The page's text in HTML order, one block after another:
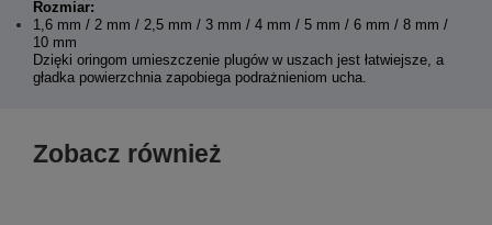
Rozmiar:
1,6 mm / 2 mm / 2,5 mm / 3 mm / 4 mm / 5 mm / 6 mm / 8 mm /
10 mm
Dzięki oringom umieszczenie plugów w uszach jest łatwiejsze, a
gładka powierzchnia zapobiega podrażnieniom ucha.
Zobacz również